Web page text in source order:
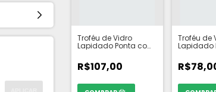
Troféu de Vidro
Lapidado Ponta com
TAMANHO: 30cm
R$107,00
Troféu de
Lapidado
TAMANHO: